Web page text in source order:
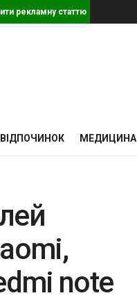
рекламну статтю
МЕДИЦИНА
note